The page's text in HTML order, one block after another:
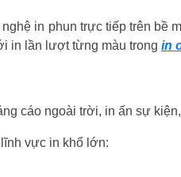
in phun trực tiếp trên bề
in lần lượt từng màu trong in
cáo ngoài trời, in ấn sự
vực in khổ lớn: